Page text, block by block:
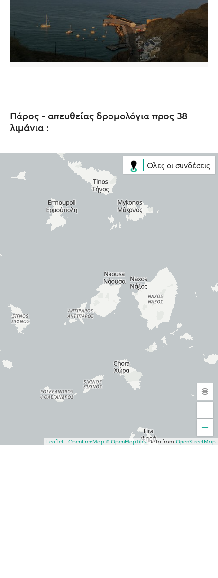
Πάρος - απευθείας δρομολόγια προς 38
λιμάνια :
Όλες οι συνδέσεις
Leaflet OpenFreeMap © OpenMapTilesData from OpenStreetMap